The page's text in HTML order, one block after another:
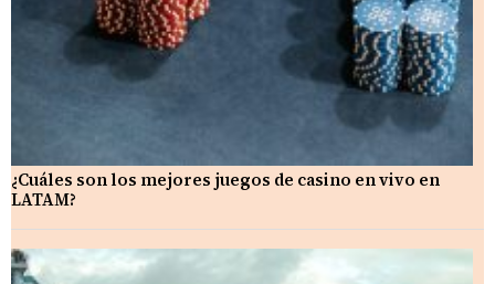
¿Cuáles son los mejores juegos de casino en vivo en
LATAM?